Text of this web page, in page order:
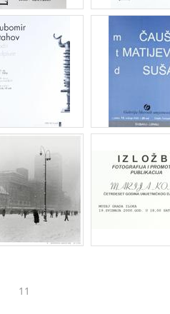
11